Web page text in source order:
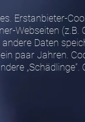
Erstanbieter-
Webseiten (z.B.
Daten
paar Jahren.
„Schädlinge“.